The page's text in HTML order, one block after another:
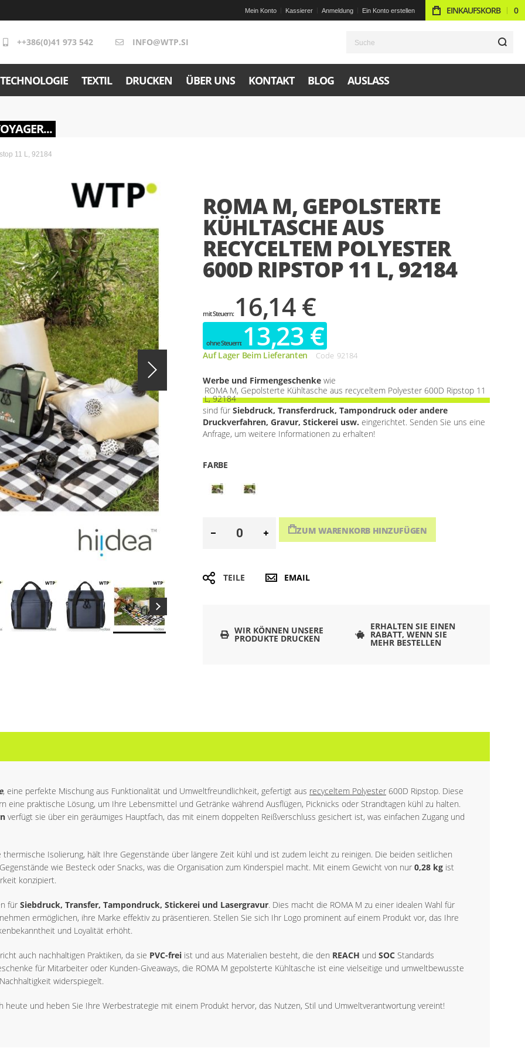
Mein Konto Kassierer Anmeldung Ein Konto erstellen EINKAUFSKORB 0
++386(0)41 973 542 INFO@WTP.SI
TECHNOLOGIE TEXTIL DRUCKEN ÜBER UNS KONTAKT BLOG AUSLASS
11 L, 92184
ROMA M, GEPOLSTERTE
KÜHLTASCHE AUS
RECYCELTEM POLYESTER
600D RIPSTOP 11 L, 92184
16,14 €
13,23 €
Auf Lager Beim Lieferanten Code 92184
Werbe und Firmengeschenke wie
ROMA M, Gepolsterte Kühltasche aus recyceltem Polyester 600D Ripstop 11
L, 92184
sind fürSiebdruck, Transferdruck, Tampondruck oder andere
Druckverfahren, Gravur, Stickerei usw. eingerichtet. Senden Sie uns eine
Anfrage, um weitere Informationen zu erhalten!
FARBE
ZUM WARENKORB HINZUFÜGEN
TEILE EMAIL
WIR KÖNNEN UNSERE
PRODUKTE DRUCKEN
ERHALTEN SIE EINEN
RABATT, WENN SIE
MEHR BESTELLEN
, eine perfekte Mischung aus Funktionalität und Umweltfreundlichkeit, gefertigt aus recyceltem Polyester 600D Ripstop. Diese
eine praktische Lösung, um Ihre Lebensmittel und Getränke während Ausflügen, Picknicks oder Strandtagen kühl zu halten.
verfügt sie über ein geräumiges Hauptfach, das mit einem doppelten Reißverschluss gesichert ist, was einfachen Zugang und
Isolierung, hält Ihre Gegenstände über längere Zeit kühl und ist zudem leicht zu reinigen. Die beiden seitlichen
wie Besteck oder Snacks, was die Organisation zum Kinderspiel macht. Mit einem Gewicht von nur 0,28 kg ist
konzipiert.
für Siebdruck, Transfer, Tampondruck, Stickerei und Lasergravur. Dies macht die ROMA M zu einer idealen Wahl für
ermöglichen, ihre Marke effektiv zu präsentieren. Stellen Sie sich Ihr Logo prominent auf einem Produkt vor, das Ihre
und Loyalität erhöht.
auch nachhaltigen Praktiken, da sie PVC-frei ist und aus Materialien besteht, die den REACH und SOC Standards
für Mitarbeiter oder Kunden-Giveaways, die ROMA M gepolsterte Kühltasche ist eine vielseitige und umweltbewusste
widerspiegelt.
heute und heben Sie Ihre Werbestrategie mit einem Produkt hervor, das Nutzen, Stil und Umweltverantwortung vereint!